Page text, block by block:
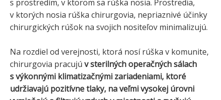
s prostredím, v ktorom sa rúška nosia. Prostredia,
v ktorých nosia rúška chirurgovia, nepriaznivé účinky
chirurgických rúšok na svojich nositeľov minimalizujú.
Na rozdiel od verejnosti, ktorá nosí rúška v komunite,
chirurgovia pracujú v sterilných operačných sálach
s výkonnými klimatizačnými zariadeniami, ktoré
udržiavajú pozitívne tlaky, na veľmi vysokej úrovni